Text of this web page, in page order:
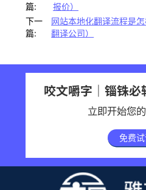
篇:
报价）
下一
篇:
网站本地化翻译流程是
翻译公司）
咬文嚼字｜锱铢必
立即开始您
免费